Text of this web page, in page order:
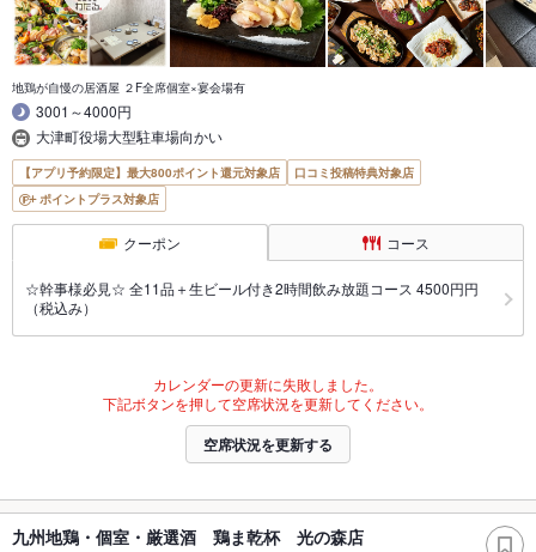
地鶏が自慢の居酒屋 ２F全席個室×宴会場有
3001～4000円
大津町役場大型駐車場向かい
【アプリ予約限定】最大800ポイント還元対象店
口コミ投稿特典対象店
ポイントプラス対象店
クーポン コース
☆幹事様必見☆ 全11品＋生ビール付き2時間飲み放題コース 4500円円
（税込み）
カレンダーの更新に失敗しました。
下記ボタンを押して空席状況を更新してください。
空席状況を更新する
九州地鶏・個室・厳選酒 鶏ま乾杯 光の森店